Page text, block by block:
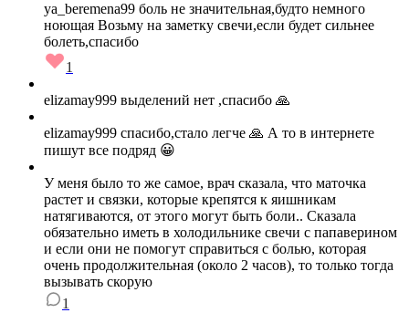
ya_beremena99 боль не значительная,будто немного
ноющая Возьму на заметку свечи,если будет сильнее
болеть,спасибо
1
elizamay999 выделений нет ,спасибо 🙏
elizamay999 спасибо,стало легче 🙏 А то в интернете
пишут все подряд 😀
У меня было то же самое, врач сказала, что маточка
растет и связки, которые крепятся к яишникам
натягиваются, от этого могут быть боли.. Сказала
обязательно иметь в холодильнике свечи с папаверином
и если они не помогут справиться с болью, которая
очень продолжительная (около 2 часов), то только тогда
вызывать скорую
1